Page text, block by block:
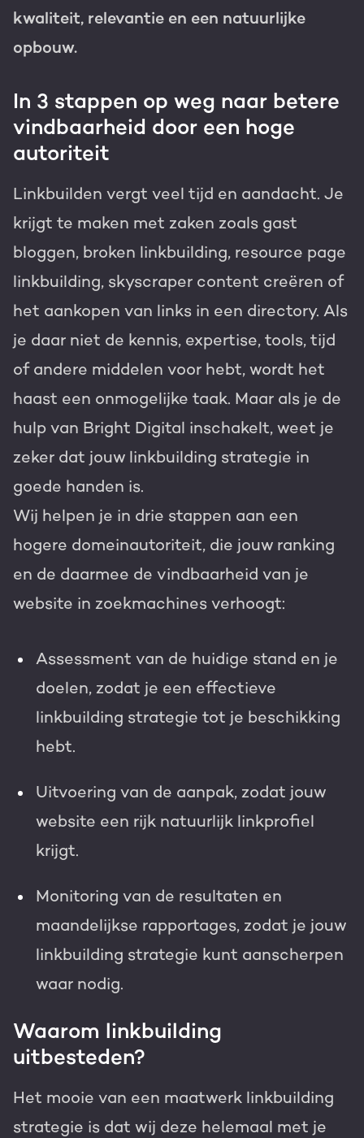
Growth-driven design
kwaliteit, relevantie en een natuurlijke
opbouw.
In 3 stappen op weg naar betere
vindbaarheid door een hoge
autoriteit
Linkbuilden vergt veel tijd en aandacht. Je
krijgt te maken met zaken zoals gast
bloggen, broken linkbuilding, resource page
linkbuilding, skyscraper content creëren of
het aankopen van links in een directory. Als
je daar niet de kennis, expertise, tools, tijd
of andere middelen voor hebt, wordt het
haast een onmogelijke taak. Maar als je de
hulp van Bright Digital inschakelt, weet je
zeker dat jouw linkbuilding strategie in
goede handen is.
Wij helpen je in drie stappen aan een
hogere domeinautoriteit, die jouw ranking
en de daarmee de vindbaarheid van je
website in zoekmachines verhoogt:
Assessment van de huidige stand en je
doelen, zodat je een effectieve
linkbuilding strategie tot je beschikking
hebt.
Uitvoering van de aanpak, zodat jouw
website een rijk natuurlijk linkprofiel
krijgt.
Monitoring van de resultaten en
maandelijkse rapportages, zodat je jouw
linkbuilding strategie kunt aanscherpen
waar nodig.
Waarom linkbuilding
uitbesteden?
Het mooie van een maatwerk linkbuilding
strategie is dat wij deze helemaal met je